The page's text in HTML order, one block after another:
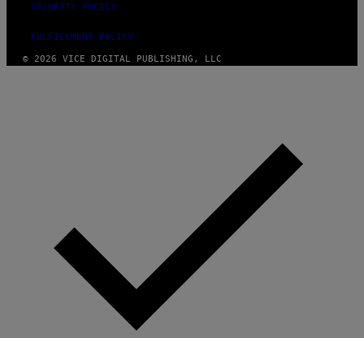
SECURITY POLICY
FULFILLMENT POLICY
© 2026 VICE DIGITAL PUBLISHING, LLC